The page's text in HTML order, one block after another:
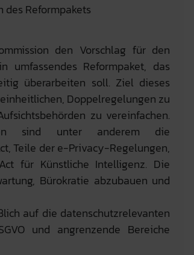
Reformpakets
den Vorschlag für den
umfassendes Reformpaket, das
überarbeiten soll. Ziel dieses
Doppelregelungen zu
zu vereinfachen.
sind unter anderem die
Teile der e-Privacy-Regelungen,
für Künstliche Intelligenz. Die
Bürokratie abzubauen und
auf die datenschutzrelevanten
und angrenzende Bereiche